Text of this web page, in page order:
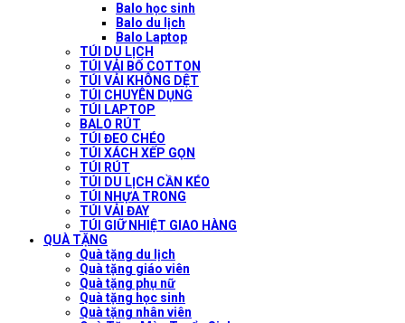
Balo học sinh
Balo du lịch
Balo Laptop
TÚI DU LỊCH
TÚI VẢI BỐ COTTON
TÚI VẢI KHÔNG DỆT
TÚI CHUYÊN DỤNG
TÚI LAPTOP
BALO RÚT
TÚI ĐEO CHÉO
TÚI XÁCH XẾP GỌN
TÚI RÚT
TÚI DU LỊCH CẦN KÉO
TÚI NHỰA TRONG
TÚI VẢI ĐAY
TÚI GIỮ NHIỆT GIAO HÀNG
QUÀ TẶNG
Quà tặng du lịch
Quà tặng giáo viên
Quà tặng phụ nữ
Quà tặng học sinh
Quà tặng nhân viên